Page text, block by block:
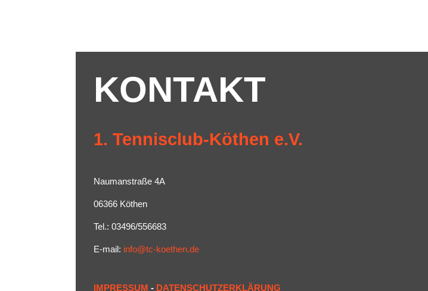
KONTAKT
1. Tennisclub-Köthen e.V.
Naumanstraße 4A
06366 Köthen
Tel.: 03496/556683
E-mail: info@tc-koethen.de
IMPRESSUM - DATENSCHUTZERKLÄRUNG